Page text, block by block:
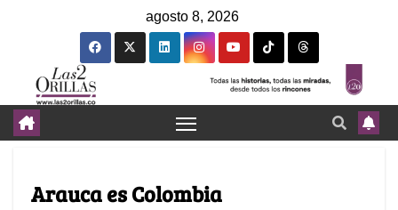
agosto 8, 2026
Arauca es Colombia